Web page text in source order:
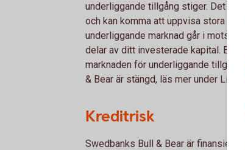
underliggande tillgång stiger. Det bör
och kan komma att uppvisa stora
underliggande marknad går i
delar av ditt investerade kapital. En
marknaden för underliggande
& Bear är stängd, läs mer under
Kreditrisk
Swedbanks Bull & Bear är finansiella